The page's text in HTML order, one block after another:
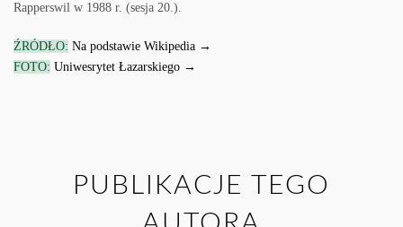
Rapperswil w 1988 r. (sesja 20.).
ŹRÓDŁO: Na podstawie Wikipedia →
FOTO: Uniwesrytet Łazarskiego →
PUBLIKACJE TEGO